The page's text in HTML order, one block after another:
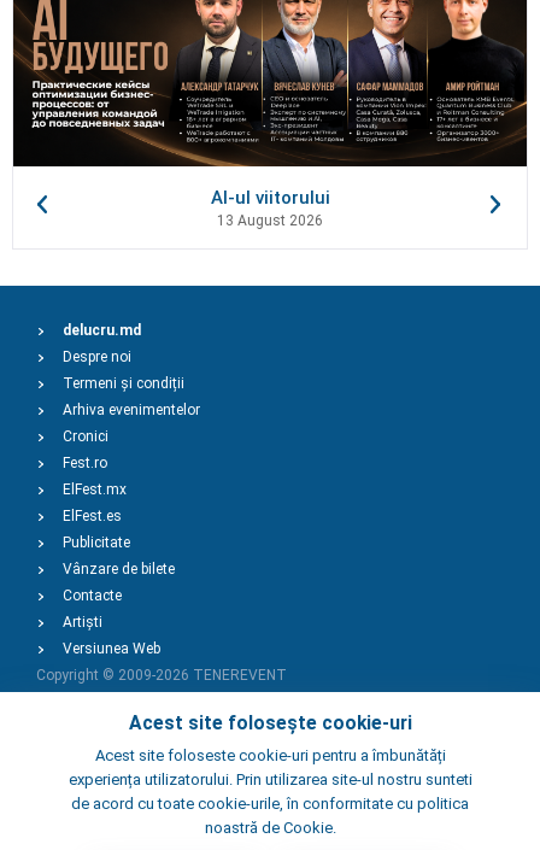
AI-ul viitorului
13 August 2026
Acest site folosește cookie-uri
Acest site foloseste cookie-uri pentru a îmbunătăți
experiența utilizatorului. Prin utilizarea site-ul nostru sunteti
de acord cu toate cookie-urile, în conformitate cu politica
noastră de Cookie.
delucru.md
Despre noi
Termeni și condiții
Arhiva evenimentelor
Cronici
Fest.ro
ElFest.mx
ElFest.es
Publicitate
Vânzare de bilete
Contacte
Artiști
Versiunea Web
Copyright © 2009-2026 TENEREVENT
Adaugă Eveniment
Adaugă Local